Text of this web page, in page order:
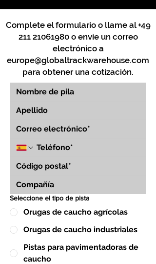
Complete el formulario o llame al+49
211 21061980o envíe un correo
electrónico a
europe@globaltrackwarehouse.com
para obtener una cotización.
Seleccione el tipo de pista
Orugas de caucho agrícolas
Orugas de caucho industriales
Pistas para pavimentadoras de
caucho